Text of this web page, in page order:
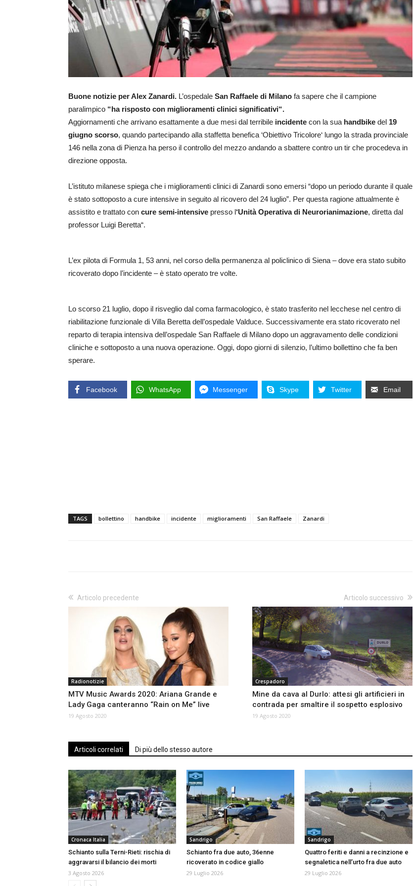
Buone notizie per Alex Zanardi. L’ospedale San Raffaele di Milano fa sapere che il campione
paralimpico “ha risposto con miglioramenti clinici significativi“.
Aggiornamenti che arrivano esattamente a due mesi dal terribile incidente con la sua handbike del 19
giugno scorso, quando partecipando alla staffetta benefica ‘Obiettivo Tricolore‘ lungo la strada provinciale
146 nella zona di Pienza ha perso il controllo del mezzo andando a sbattere contro un tir che procedeva in
direzione opposta.
L’istituto milanese spiega che i miglioramenti clinici di Zanardi sono emersi “dopo un periodo durante il quale
è stato sottoposto a cure intensive in seguito al ricovero del 24 luglio”. Per questa ragione attualmente è
assistito e trattato con cure semi-intensive presso l‘Unità Operativa di Neurorianimazione, diretta dal
professor Luigi Beretta“.
L’ex pilota di Formula 1, 53 anni, nel corso della permanenza al policlinico di Siena – dove era stato subito
ricoverato dopo l’incidente – è stato operato tre volte.
Lo scorso 21 luglio, dopo il risveglio dal coma farmacologico, è stato trasferito nel lecchese nel centro di
riabilitazione funzionale di Villa Beretta dell’ospedale Valduce. Successivamente era stato ricoverato nel
reparto di terapia intensiva dell’ospedale San Raffaele di Milano dopo un aggravamento delle condizioni
cliniche e sottoposto a una nuova operazione. Oggi, dopo giorni di silenzio, l’ultimo bollettino che fa ben
sperare.
Facebook WhatsApp Messenger Skype Twitter Email
TAGS bollettino handbike incidente miglioramenti San Raffaele Zanardi
Articolo precedente
Radionotizie
MTV Music Awards 2020: Ariana Grande e
Lady Gaga canteranno “Rain on Me” live
19 Agosto 2020
Articolo successivo
Crespadoro
Mine da cava al Durlo: attesi gli artificieri in
contrada per smaltire il sospetto esplosivo
19 Agosto 2020
Articoli correlati Di più dello stesso autore
Cronaca Italia
Schianto sulla Terni-Rieti: rischia di
aggravarsi il bilancio dei morti
3 Agosto 2026
Sandrigo
Schianto fra due auto, 36enne
ricoverato in codice giallo
29 Luglio 2026
Sandrigo
Quattro feriti e danni a recinzione e
segnaletica nell’urto fra due auto
29 Luglio 2026